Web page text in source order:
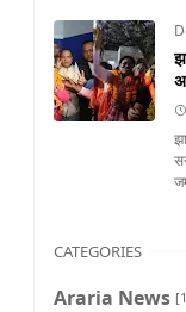
CATEGORIES
Araria News